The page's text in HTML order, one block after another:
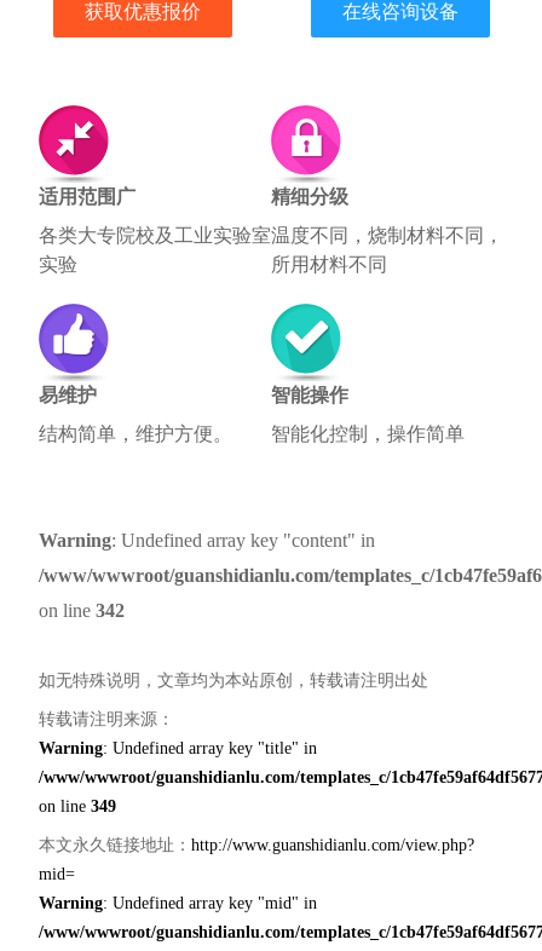
获取优惠报价 在线咨询设备
适用范围广
各类大专院校及工业实验室
实验
精细分级
温度不同，烧制材料不同，
所用材料不同
易维护
结构简单，维护方便。
智能操作
智能化控制，操作简单
Warning: Undefined array key "content" in
/www/wwwroot/guanshidianlu.com/templates_c/
on line 342
如无特殊说明，文章均为本站原创，转载请注明出处
转载请注明来源：
Warning: Undefined array key "title" in
/www/wwwroot/guanshidianlu.com/templates_c/
on line 349
本文永久链接地址： http://www.guanshidianlu.com/view.php?
mid=
Warning: Undefined array key "mid" in
/www/wwwroot/guanshidianlu.com/templates_c/